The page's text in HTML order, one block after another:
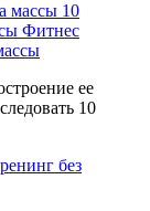
10
Фитнес
ее
10
без